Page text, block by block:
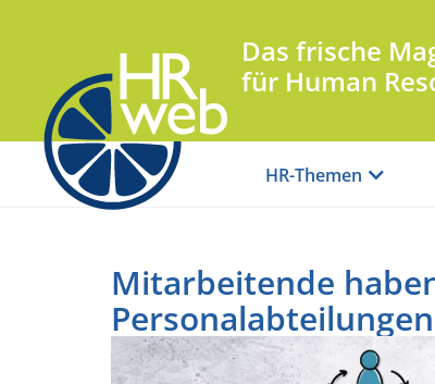
Das frische
für Human
HR-Themen
Mitarbeitende